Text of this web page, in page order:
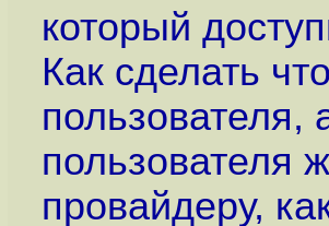
который
Как сделать
пользователя,
пользователя
провайдеру,